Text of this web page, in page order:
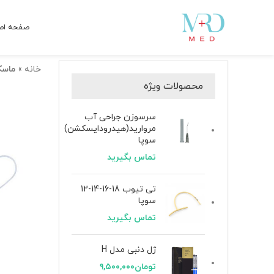
صفحه
محصولات ویژه
سرسوزن جراحی آب
مروارید(هیدرودایسکشن)
سوپا
تماس بگیرید
تی تیوب 18-16-14-12
سوپا
تماس بگیرید
ژل دنبی مدل H
تومان۹,۵۰۰,۰۰۰
خانه »